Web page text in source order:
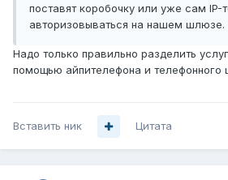
поставят коробочку или уже сам IP-
авторизовываться на нашем шлюзе.
Надо только правильно разделить
помощью айпителефона и телефонного
Вставить ник Цитата